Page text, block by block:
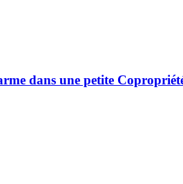
dans une petite